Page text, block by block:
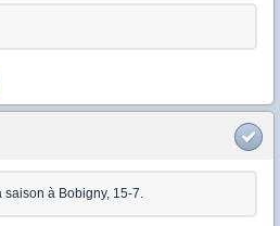
à Bobigny, 15-7.